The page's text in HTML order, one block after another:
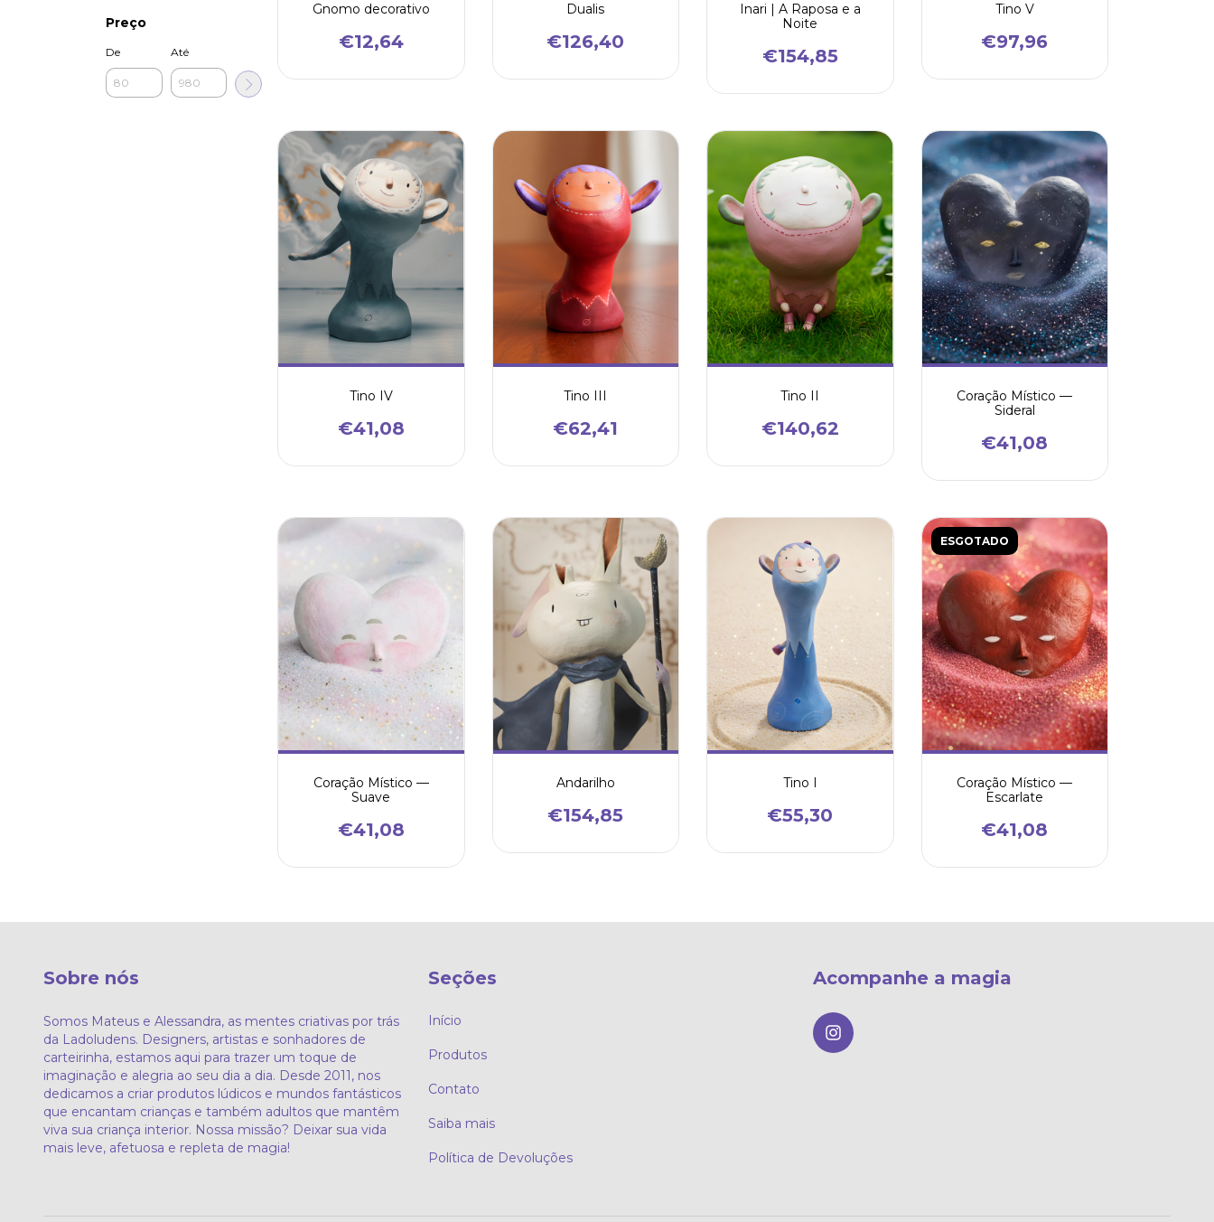
Preço
De Até
Gnomo decorativo
€12,64
Dualis
€126,40
Inari | A Raposa e a
Noite
€154,85
Tino V
€97,96
Tino IV
€41,08
Tino III
€62,41
Tino II
€140,62
Coração Místico —
Sideral
€41,08
Coração Místico —
Suave
€41,08
Andarilho
€154,85
Tino I
€55,30
ESGOTADO
Coração Místico —
Escarlate
€41,08
Sobre nós
Somos Mateus e Alessandra, as mentes criativas por trás
da Ladoludens. Designers, artistas e sonhadores de
carteirinha, estamos aqui para trazer um toque de
imaginação e alegria ao seu dia a dia. Desde 2011, nos
dedicamos a criar produtos lúdicos e mundos fantásticos
que encantam crianças e também adultos que mantêm
viva sua criança interior. Nossa missão? Deixar sua vida
mais leve, afetuosa e repleta de magia!
Seções
Início
Produtos
Contato
Saiba mais
Política de Devoluções
Acompanhe a magia